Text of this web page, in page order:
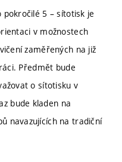
5 – sítotisk je
v možnostech
zaměřených na již
Předmět bude
o sítotisku v
bude kladen na
navazujících na tradiční